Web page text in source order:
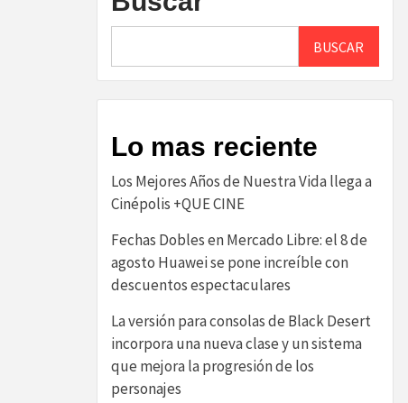
BUSCAR
Lo mas reciente
Los Mejores Años de Nuestra Vida llega a
Cinépolis +QUE CINE
Fechas Dobles en Mercado Libre: el 8 de
agosto Huawei se pone increíble con
descuentos espectaculares
La versión para consolas de Black Desert
incorpora una nueva clase y un sistema
que mejora la progresión de los
personajes